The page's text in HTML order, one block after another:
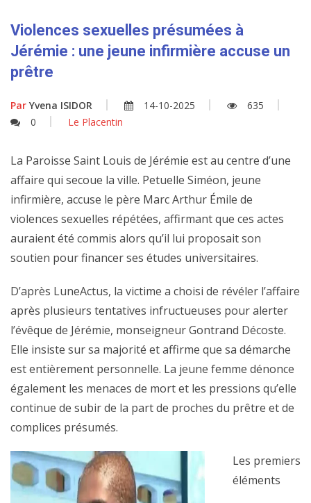
Violences sexuelles présumées à
Jérémie : une jeune infirmière accuse un
prêtre
Par Yvena ISIDOR 14-10-2025
635
0
Le Placentin
La Paroisse Saint Louis de Jérémie est au centre d’une
affaire qui secoue la ville. Petuelle Siméon, jeune
infirmière, accuse le père Marc Arthur Émile de
violences sexuelles répétées, affirmant que ces actes
auraient été commis alors qu’il lui proposait son
soutien pour financer ses études universitaires.
D’après LuneActus, la victime a choisi de révéler l’affaire
après plusieurs tentatives infructueuses pour alerter
l’évêque de Jérémie, monseigneur Gontrand Décoste.
Elle insiste sur sa majorité et affirme que sa démarche
est entièrement personnelle. La jeune femme dénonce
également les menaces de mort et les pressions qu’elle
continue de subir de la part de proches du prêtre et de
complices présumés.
Les premiers
éléments